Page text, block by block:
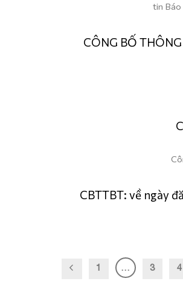
tin Báo
CÔNG BỐ
CBTTBT: về ngày
1 … 3 4